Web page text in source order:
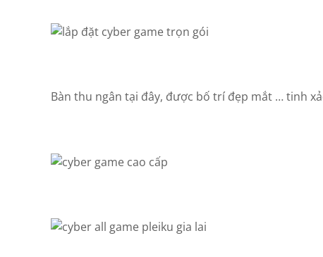
Bàn thu ngân tại đây, được bố trí đẹp mắt … tinh